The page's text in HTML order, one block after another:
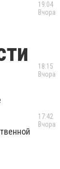
19:04
Вчора
18:15
Вчора
17:42
Вчора